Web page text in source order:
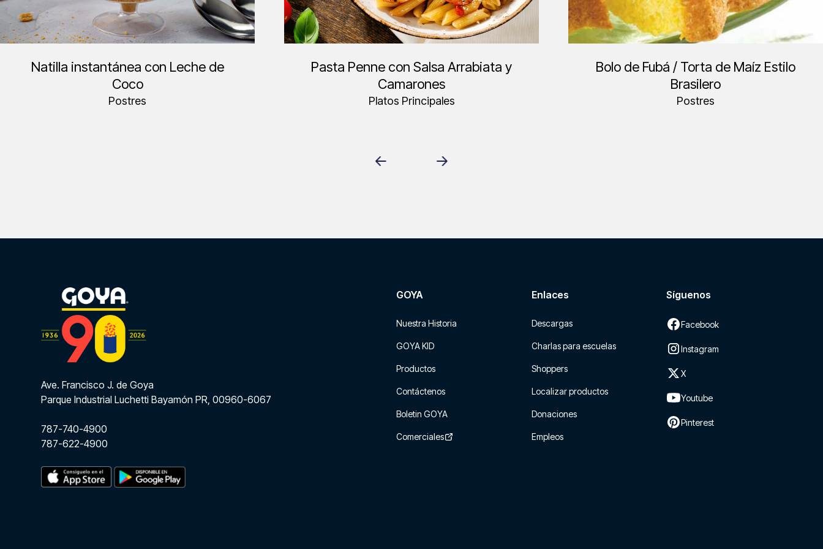
Natilla instantánea con Leche de
Coco
Postres
Pasta Penne con Salsa Arrabiata y
Camarones
Platos Principales
Bolo de Fubá / Torta de Maíz Estilo
Brasilero
Postres
Ave. Francisco J. de Goya
Parque Industrial Luchetti Bayamón PR, 00960-6067
787-740-4900
787-622-4900
GOYA
Nuestra Historia
GOYA KID
Productos
Contáctenos
Boletin GOYA
Comerciales
Enlaces
Descargas
Charlas para escuelas
Shoppers
Localizar productos
Donaciones
Empleos
Síguenos
Facebook
Instagram
X
Youtube
Pinterest